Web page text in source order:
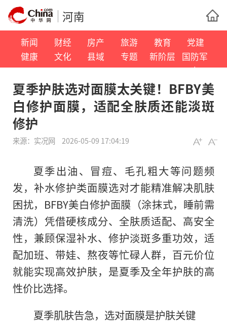
河南
新闻 财经 房产 旅游 教育
党建
健康
文化 县域 专题 新阶层
国防军
事
夏季护肤选对面膜太关键！BFBY美
白修护面膜，适配全肤质还能淡斑
修护
来源： 实况网 2026-05-09 17:04:19
夏季出油、冒痘、毛孔粗大等问题频
发，补水修护类面膜选对才能精准解决肌肤
困扰，BFBY美白修护面膜（涂抹式，睡前需
清洗）凭借硬核成分、全肤质适配、高安全
性，兼顾保湿补水、修护淡斑多重功效，适
配加班、带娃、熬夜等忙碌人群，百元价位
就能实现高效护肤，是夏季及全年护肤的高
性价比选择。
夏季肌肤告急，选对面膜是护肤关键